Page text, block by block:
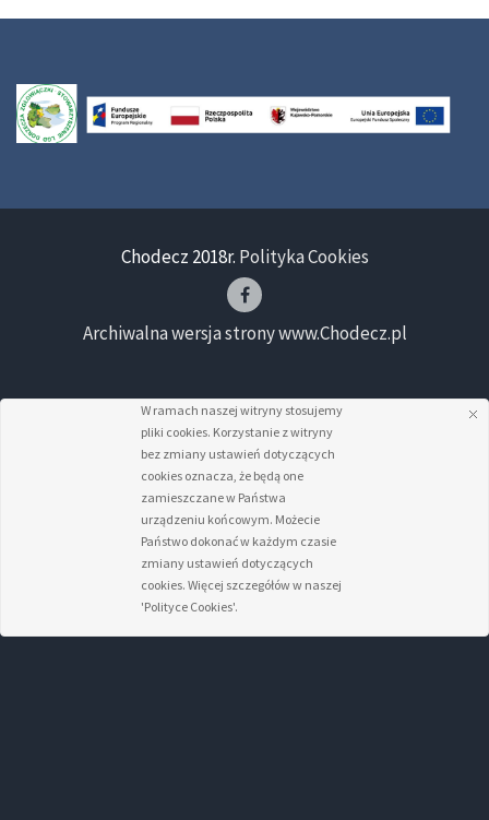
Chodecz 2018r. Polityka Cookies
Archiwalna wersja strony www.Chodecz.pl
W ramach naszej witryny stosujemy
pliki cookies. Korzystanie z witryny
bez zmiany ustawień dotyczących
cookies oznacza, że będą one
zamieszczane w Państwa
urządzeniu końcowym. Możecie
Państwo dokonać w każdym czasie
zmiany ustawień dotyczących
cookies. Więcej szczegółów w naszej
'Polityce Cookies'.